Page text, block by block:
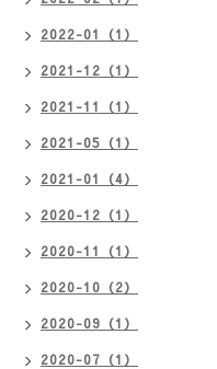
2022-01（1）
2021-12（1）
2021-11（1）
2021-05（1）
2021-01（4）
2020-12（1）
2020-11（1）
2020-10（2）
2020-09（1）
2020-07（1）